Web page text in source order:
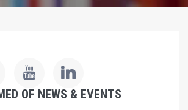
OF NEWS & EVENTS